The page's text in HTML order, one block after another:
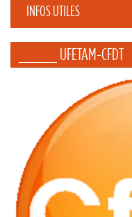
INFOS UTILES
_____ UFETAM-CFDT